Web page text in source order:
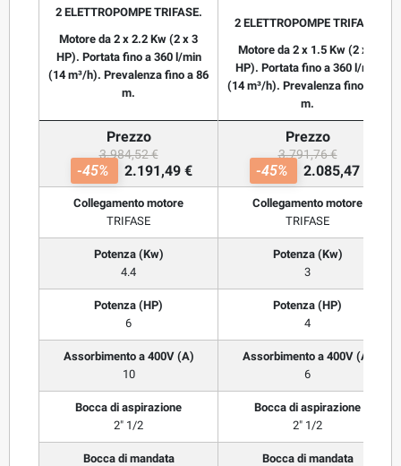
2 ELETTROPOMPE TRIFASE.
Motore da 2 x 2.2 Kw (2 x 3
HP). Portata fino a 360 l/min
(14 m³/h). Prevalenza fino a 86
m.
2 ELETTROPOMPE TRIFASE.
Motore da 2 x 1.5 Kw (2 x 2
HP). Portata fino a 360 l/min
(14 m³/h). Prevalenza fino a 56
m.
Prezzo
3.984,52 €
-45% 2.191,49 €
Prezzo
3.791,76 €
-45% 2.085,47 €
Collegamento motore
TRIFASE
Collegamento motore
TRIFASE
Potenza (Kw)
4.4
Potenza (Kw)
3
Potenza (HP)
6
Potenza (HP)
4
Assorbimento a 400V (A)
10
Assorbimento a 400V (A)
6
Bocca di aspirazione
2" 1/2
Bocca di aspirazione
2" 1/2
Bocca di mandata
Bocca di mandata